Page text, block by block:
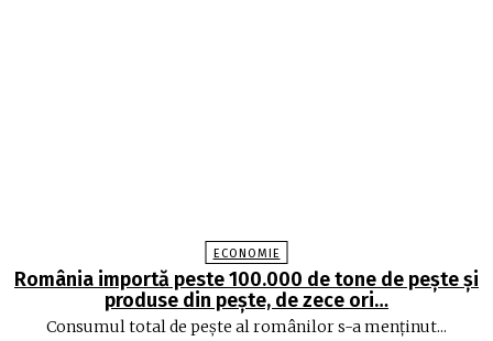
ECONOMIE
România importă peste 100.000 de tone de peşte şi
produse din peşte, de zece ori…
Consumul total de peşte al ro­mâ­nilor s-a menţinut...